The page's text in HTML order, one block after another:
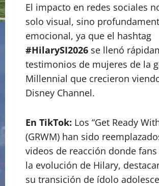
El impacto en redes sociales
solo visual, sino
emocional, ya que el hashtag
#HilarySI2026 se llenó
testimonios de mujeres de la
Millennial que crecieron
Disney Channel.
En TikTok: Los “Get Ready
(GRWM) han sido
videos de reacción donde
la evolución de Hilary,
su transición de ídolo